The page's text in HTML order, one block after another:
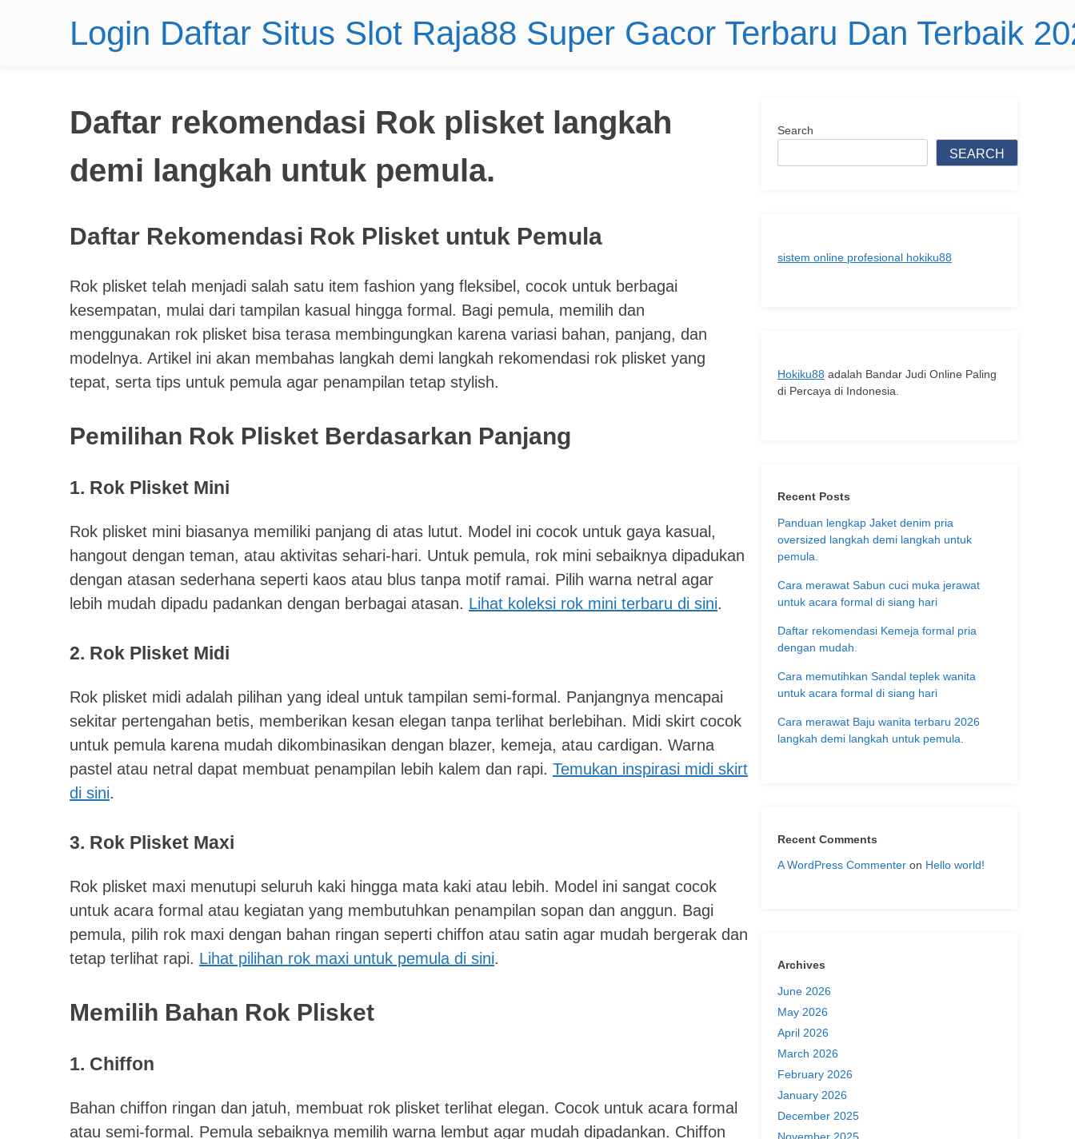
Login Daftar Situs Slot Raja88 Super Gacor Terbaru Dan Terbaik
Daftar rekomendasi Rok plisket langkah
demi langkah untuk pemula.
Daftar Rekomendasi Rok Plisket untuk Pemula
Rok plisket telah menjadi salah satu item fashion yang fleksibel, cocok untuk berbagai
kesempatan, mulai dari tampilan kasual hingga formal. Bagi pemula, memilih dan
menggunakan rok plisket bisa terasa membingungkan karena variasi bahan, panjang, dan
modelnya. Artikel ini akan membahas langkah demi langkah rekomendasi rok plisket yang
tepat, serta tips untuk pemula agar penampilan tetap stylish.
Pemilihan Rok Plisket Berdasarkan Panjang
1. Rok Plisket Mini
Rok plisket mini biasanya memiliki panjang di atas lutut. Model ini cocok untuk gaya kasual,
hangout dengan teman, atau aktivitas sehari-hari. Untuk pemula, rok mini sebaiknya dipadukan
dengan atasan sederhana seperti kaos atau blus tanpa motif ramai. Pilih warna netral agar
lebih mudah dipadu padankan dengan berbagai atasan. Lihat koleksi rok mini terbaru di sini.
2. Rok Plisket Midi
Rok plisket midi adalah pilihan yang ideal untuk tampilan semi-formal. Panjangnya mencapai
sekitar pertengahan betis, memberikan kesan elegan tanpa terlihat berlebihan. Midi skirt cocok
untuk pemula karena mudah dikombinasikan dengan blazer, kemeja, atau cardigan. Warna
pastel atau netral dapat membuat penampilan lebih kalem dan rapi. Temukan inspirasi midi skirt
di sini.
3. Rok Plisket Maxi
Rok plisket maxi menutupi seluruh kaki hingga mata kaki atau lebih. Model ini sangat cocok
untuk acara formal atau kegiatan yang membutuhkan penampilan sopan dan anggun. Bagi
pemula, pilih rok maxi dengan bahan ringan seperti chiffon atau satin agar mudah bergerak dan
tetap terlihat rapi. Lihat pilihan rok maxi untuk pemula di sini.
Memilih Bahan Rok Plisket
1. Chiffon
Bahan chiffon ringan dan jatuh, membuat rok plisket terlihat elegan. Cocok untuk acara formal
atau semi-formal. Pemula sebaiknya memilih warna lembut agar mudah dipadankan. Chiffon
Search
SEARCH
sistem online profesional hokiku88
Hokiku88 adalah Bandar Judi Online Paling
di Percaya di Indonesia.
Recent Posts
Panduan lengkap Jaket denim pria
oversized langkah demi langkah untuk
pemula.
Cara merawat Sabun cuci muka jerawat
untuk acara formal di siang hari
Daftar rekomendasi Kemeja formal pria
dengan mudah.
Cara memutihkan Sandal teplek wanita
untuk acara formal di siang hari
Cara merawat Baju wanita terbaru 2026
langkah demi langkah untuk pemula.
Recent Comments
A WordPress Commenter on Hello world!
Archives
June 2026
May 2026
April 2026
March 2026
February 2026
January 2026
December 2025